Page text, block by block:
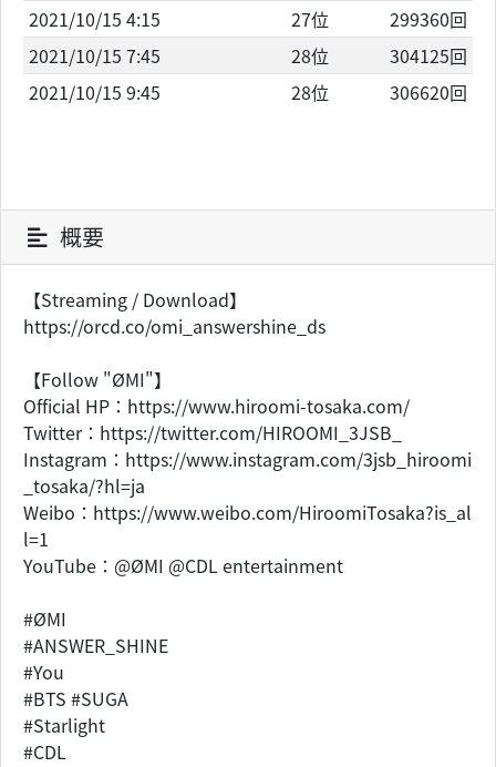
2021/10/15 4:15
27位
299360回
2021/10/15 7:45
28位
304125回
2021/10/15 9:45
28位 306620回
概要
【Streaming / Download】
https://orcd.co/omi_answershine_ds
【Follow "ØMI"】
Official HP：https://www.hiroomi-tosaka.com/
Twitter：https://twitter.com/HIROOMI_3JSB_
Instagram：https://www.instagram.com/3jsb_hiroomi
_tosaka/?hl=ja
Weibo：https://www.weibo.com/HiroomiTosaka?is_al
l=1
YouTube：@ØMI @CDL entertainment
#ØMI
#ANSWER_SHINE
#You
#BTS #SUGA
#Starlight
#CDL